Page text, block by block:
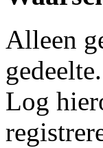
Alleen
gedeelte.
Log